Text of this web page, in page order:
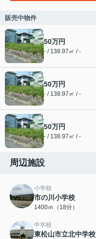
販売中物件
50万円
- / 138.97㎡ / -
50万円
- / 138.97㎡ / -
50万円
- / 138.97㎡ / -
周辺施設
小学校
市の川小学校
1400ｍ（18分）
中学校
東松山市立北中学校